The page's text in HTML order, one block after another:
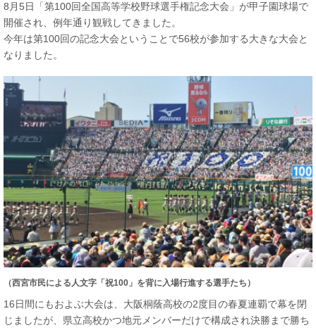
8月5日「第100回全国高等学校野球選手権記念大会」が甲子園球場で
開催され、例年通り観戦してきました。
今年は第100回の記念大会ということで56校が参加する大きな大会と
なりました。
（西宮市民による人文字「祝100」を背に入場行進する選手たち）
16日間にもおよぶ大会は、大阪桐蔭高校の2度目の春夏連覇で幕を閉
じましたが、県立高校かつ地元メンバーだけで構成され決勝まで勝ち